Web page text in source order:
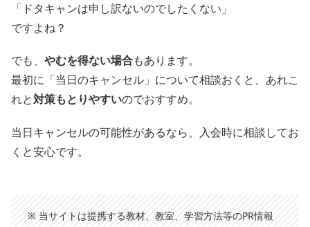
「ドタキャンは申し訳ないのでしたくない」
ですよね？
でも、 やむを得ない場合もあります。
最初に「当日のキャンセル」について相談おくと、あれこ
れと対策もとりやすいのでおすすめ。
当日キャンセルの可能性があるなら、入会時に相談してお
くと安心です。
※ 当サイトは提携する教材、教室、学習方法等のPR情報